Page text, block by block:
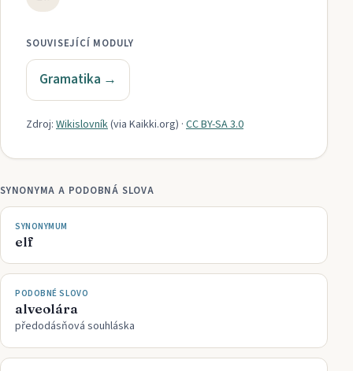
SOUVISEJÍCÍ MODULY
Gramatika →
Zdroj: Wikislovník(via Kaikki.org) · CC BY-SA 3.0
SYNONYMA A PODOBNÁ SLOVA
SYNONYMUM
elf
PODOBNÉ SLOVO
alveolára
předodásňová souhláska